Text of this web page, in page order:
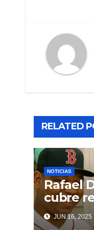
RELATED
NOTICIAS
Rafael
cubre
entrega
JUN 16, 2025